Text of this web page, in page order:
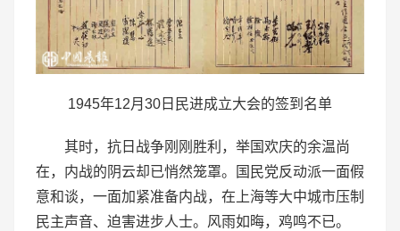
1945年12月30日民进成立大会的签到名单
其时，抗日战争刚刚胜利，举国欢庆的余温尚
在，内战的阴云却已悄然笼罩。国民党反动派一面假
意和谈，一面加紧准备内战，在上海等大中城市压制
民主声音、迫害进步人士。风雨如晦，鸡鸣不已。